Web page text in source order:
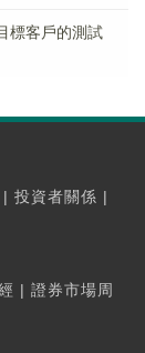
標客戶的測試
| 投資者關係 |
| 證券市場周